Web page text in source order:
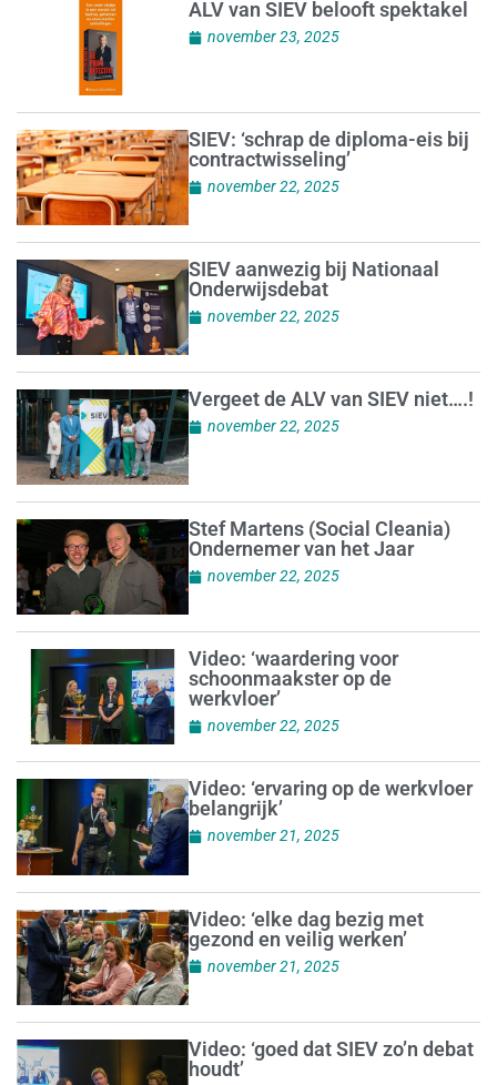
ALV van SIEV belooft spektakel
november 23, 2025
SIEV: ‘schrap de diploma-eis bij
contractwisseling’
november 22, 2025
SIEV aanwezig bij Nationaal
Onderwijsdebat
november 22, 2025
Vergeet de ALV van SIEV niet….!
november 22, 2025
Stef Martens (Social Cleania)
Ondernemer van het Jaar
november 22, 2025
Video: ‘waardering voor
schoonmaakster op de
werkvloer’
november 22, 2025
Video: ‘ervaring op de werkvloer
belangrijk’
november 21, 2025
Video: ‘elke dag bezig met
gezond en veilig werken’
november 21, 2025
Video: ‘goed dat SIEV zo’n debat
houdt’